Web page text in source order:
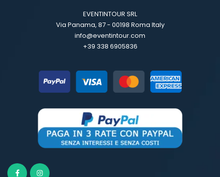
EVENTINTOUR SRL
Via Panama, 87 - 00198 Roma Italy
info@eventintour.com
+39 338 6905836